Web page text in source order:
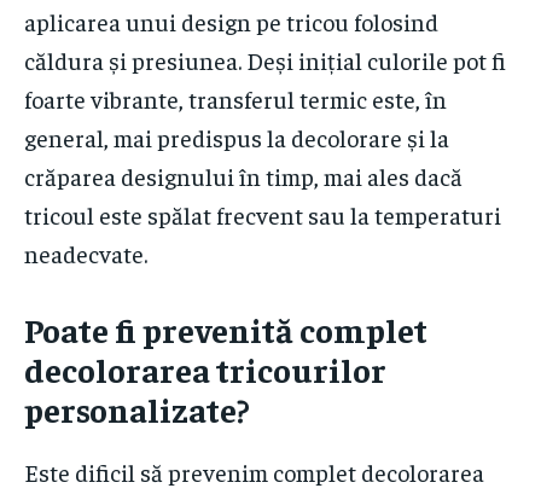
aplicarea unui design pe tricou folosind
căldura și presiunea. Deși inițial culorile pot fi
foarte vibrante, transferul termic este, în
general, mai predispus la decolorare și la
crăparea designului în timp, mai ales dacă
tricoul este spălat frecvent sau la temperaturi
neadecvate.
Poate fi prevenită complet
decolorarea tricourilor
personalizate?
Este dificil să prevenim complet decolorarea